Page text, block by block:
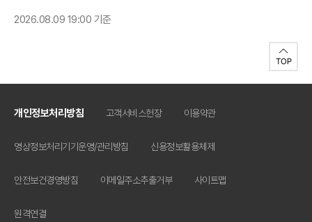
2026.08.09 19:00 기준
개인정보처리방침 고객서비스헌장 이용약관
영상정보처리기기운영/관리방침 신용정보활용체제
안전보건경영방침 이메일주소추출거부 사이트맵
원격연결